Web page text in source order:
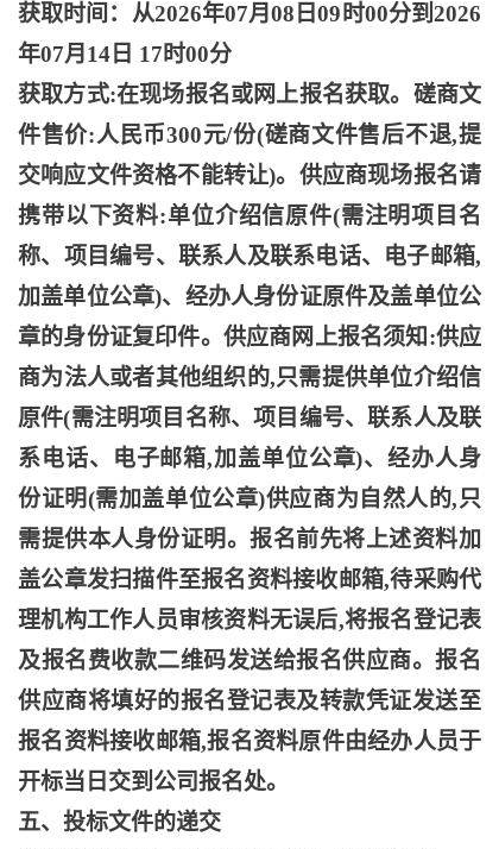
获取时间：从2026年07月08日09时00分到2026
年07月14日 17时00分
获取方式:在现场报名或网上报名获取。磋商文
件售价:人民币300元/份(磋商文件售后不退,提
交响应文件资格不能转让)。供应商现场报名请
携带以下资料:单位介绍信原件(需注明项目名
称、项目编号、联系人及联系电话、电子邮箱,
加盖单位公章)、经办人身份证原件及盖单位公
章的身份证复印件。供应商网上报名须知:供应
商为法人或者其他组织的,只需提供单位介绍信
原件(需注明项目名称、项目编号、联系人及联
系电话、电子邮箱,加盖单位公章)、经办人身
份证明(需加盖单位公章)供应商为自然人的,只
需提供本人身份证明。报名前先将上述资料加
盖公章发扫描件至报名资料接收邮箱,待采购代
理机构工作人员审核资料无误后,将报名登记表
及报名费收款二维码发送给报名供应商。报名
供应商将填好的报名登记表及转款凭证发送至
报名资料接收邮箱,报名资料原件由经办人员于
开标当日交到公司报名处。
五、投标文件的递交